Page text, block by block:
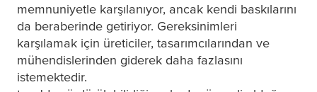
memnuniyetle karşılanıyor, ancak kendi baskılarını
da beraberinde getiriyor. Gereksinimleri
karşılamak için üreticiler, tasarımcılarından ve
mühendislerinden giderek daha fazlasını
istemektedir.